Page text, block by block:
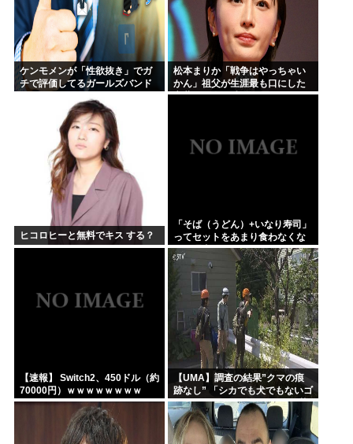
ケンモメンが「性欲抜き」でガ
チで評価してるガールズバンド
松本まりか「戦争はやっちゃい
かん」祖父が生涯最も口にした
言葉を紹介 平和への思いをつづ
ヒコロヒーと無料でキス する？
「そば（うどん）+いなり寿司」
ってセットをあまり食わなくな
った理由。
【速報】 Switch2、450ドル（約
70000円）ｗｗｗｗｗｗｗｗ
【UMA】調査の結果”クマの痕
跡なし” 「シカでも犬でもないゴ
ロンとして黒い動物を見た」 札
幌市清田区